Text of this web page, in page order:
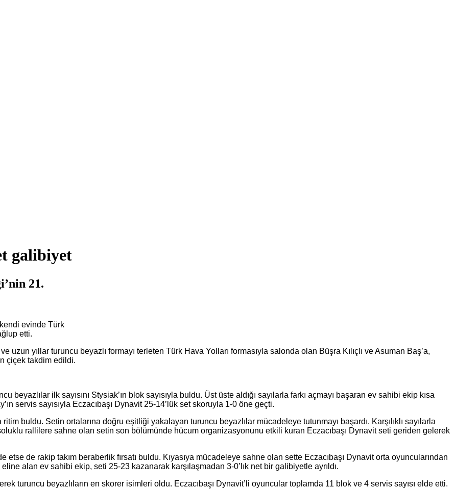
galibiyet
21.
evinde Türk
etti.
uzun yıllar turuncu beyazlı formayı terleten Türk Hava Yolları formasıyla salonda olan Büşra Kılıçlı ve Asuman Baş’a,
çiçek takdim edildi.
ilk sayısını Stysiak’ın blok sayısıyla buldu. Üst üste aldığı sayılarla farkı açmayı başaran ev sahibi ekip kısa
servis sayısıyla Eczacıbaşı Dynavit 25-14’lük set skoruyla 1-0 öne geçti.
buldu. Setin ortalarına doğru eşitliği yakalayan turuncu beyazlılar mücadeleye tutunmayı başardı. Karşılıklı sayılarla
rallilere sahne olan setin son bölümünde hücum organizasyonunu etkili kuran Eczacıbaşı Dynavit seti geriden gelerek
etse de rakip takım beraberlik fırsatı buldu. Kıyasıya mücadeleye sahne olan sette Eczacıbaşı Dynavit orta oyuncularından
alan ev sahibi ekip, seti 25-23 kazanarak karşılaşmadan 3-0’lık net bir galibiyetle ayrıldı.
turuncu beyazlıların en skorer isimleri oldu. Eczacıbaşı Dynavit’li oyuncular toplamda 11 blok ve 4 servis sayısı elde etti.